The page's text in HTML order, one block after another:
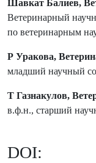
Шавкат Балиев,
Ветеринарный
по ветеринарным
Р Уракова,
младший научный
Т Газнакулов,
в.ф.н., старший
DOI: